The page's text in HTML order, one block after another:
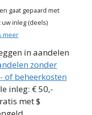
gaat gepaard met
inleg (deels)
meer
in aandelen
zonder
of beheerkosten
inleg: € 50,-
met $